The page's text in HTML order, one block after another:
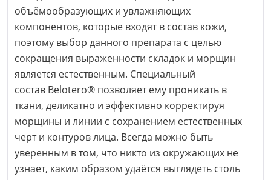
объёмообразующих и увлажняющих
компонентов, которые входят в состав кожи,
поэтому выбор данного препарата с целью
сокращения выраженности складок и морщин
является естественным. Специальный
состав Belotero® позволяет ему проникать в
ткани, деликатно и эффективно корректируя
морщины и линии с сохранением естественных
черт и контуров лица. Всегда можно быть
уверенным в том, что никто из окружающих не
узнает, каким образом удаётся выглядеть столь